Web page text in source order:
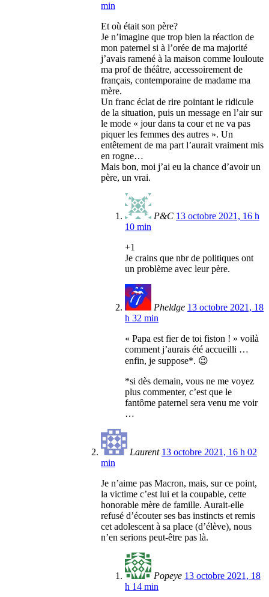
min
Et où était son père?
Je n’imagine que trop bien la réaction de
mon paternel si à l’orée de ma majorité
j’avais ramené à la maison comme louloute
ma prof de théâtre, accessoirement de
français, contemporaine de madame ma
mère.
Un franc éclat de rire pointant le ridicule
de la situation, puis un message en l’air sur
le mode « jour dans ta cour et ne va pas
piquer les femmes des autres ». Un
entêtement de ma part l’aurait vraiment mis
en rogne…
Mais bon, moi j’ai eu la chance d’avoir un
père, un vrai.
P&C 13 octobre 2021, 16 h
10 min
+1
Je crains que nbr de politiques ont
un problème avec leur père.
Pheldge 13 octobre 2021, 18
h 32 min
« Papa est fier de toi fiston ! » voilà
comment j’aurais été accueilli …
enfin, je suppose*. 😉
*si dès demain, vous ne me voyez
plus commenter, c’est que le
fantôme paternel sera venu me voir
…
Laurent 13 octobre 2021, 16 h 02
min
Je n’aime pas Macron, mais, sur ce point,
la victime c’est lui et la coupable, cette
honorable mère de famille. Aurait-elle
refusé d’écouter ses bas instincts et remis
cet adolescent à sa place (d’élève), nous
n’en serions peut-être pas là.
Popeye 13 octobre 2021, 18
h 14 min